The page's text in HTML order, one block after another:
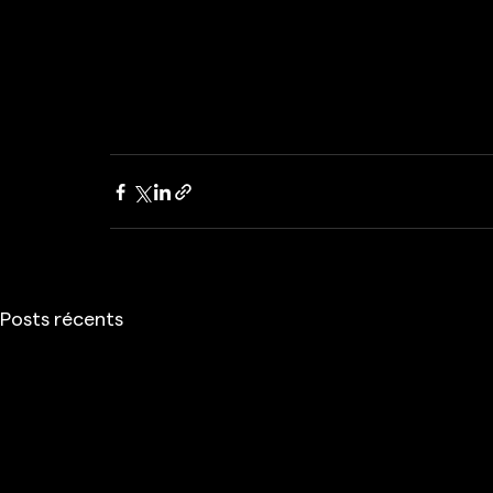
Posts récents